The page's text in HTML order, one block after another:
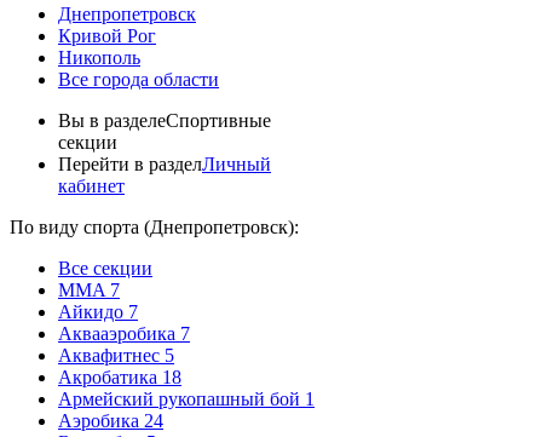
Днепропетровск
Кривой Рог
Никополь
Все города области
Вы в разделеСпортивные
секции
Перейти в разделЛичный
кабинет
По виду спорта (Днепропетровск):
Все секции
MMA 7
Айкидо 7
Аквааэробика 7
Аквафитнес 5
Акробатика 18
Армейский рукопашный бой 1
Аэробика 24